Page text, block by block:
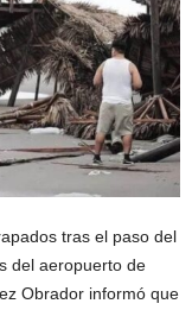
tras el paso del
del aeropuerto de
Obrador informó que